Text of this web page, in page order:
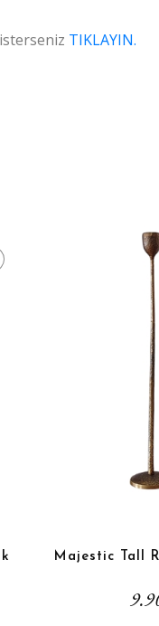
TIKLAYIN.
Majestic Tall